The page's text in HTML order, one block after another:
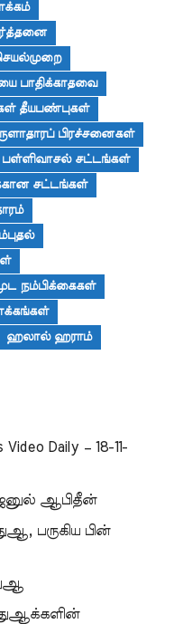
பாதிக்காதவை
தீயபண்புகள்
பிரச்சனைகள்
பள்ளிவாசல் சட்டங்கள்
சட்டங்கள்
நம்பிக்கைகள்
ஹலால் ஹராம்
Daily – 18-11-
ஆபிதீன்
பருகிய பின்